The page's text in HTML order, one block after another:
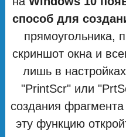
способ для
прямоугольника,
скриншот окна и
лишь в
"PrintScr" или
создания
эту функцию